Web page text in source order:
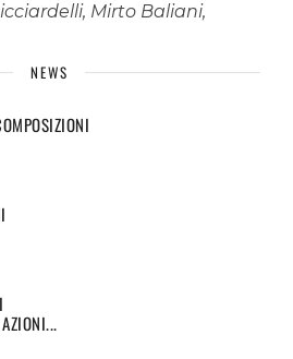
Mirto Baliani,
NEWS